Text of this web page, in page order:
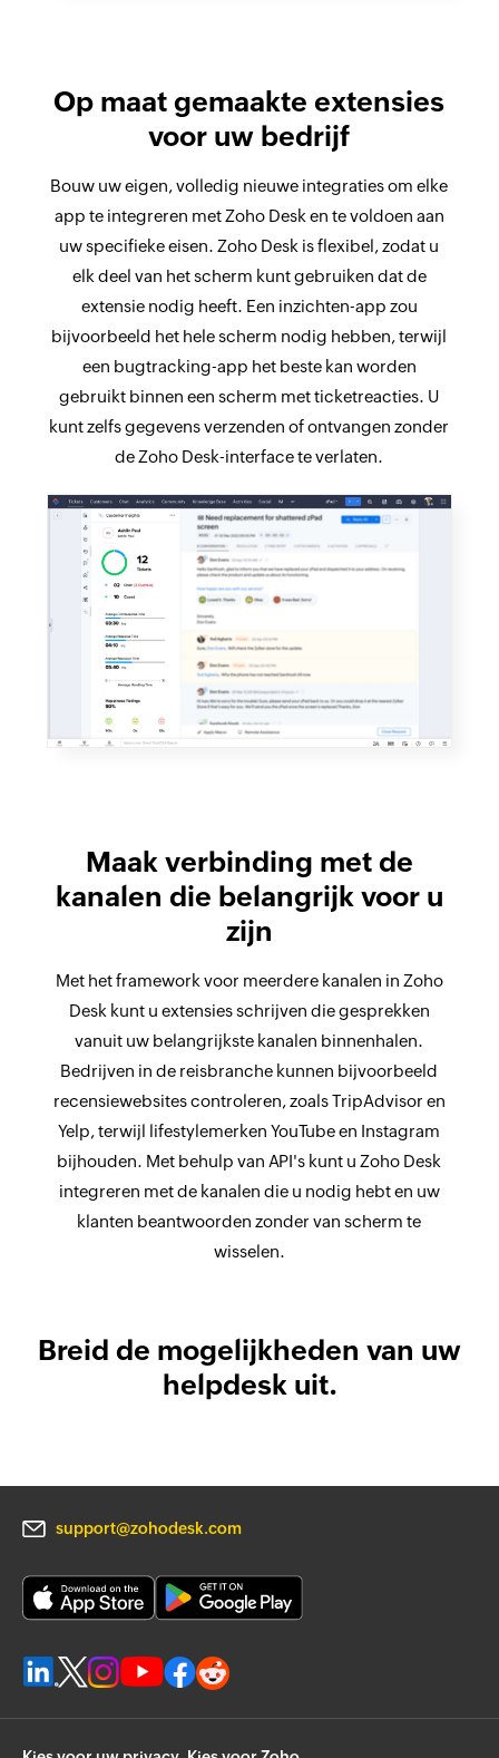
Op maat gemaakte extensies
voor uw bedrijf
Bouw uw eigen, volledig nieuwe integraties om elke
app te integreren met Zoho Desk en te voldoen aan
uw specifieke eisen. Zoho Desk is flexibel, zodat u
elk deel van het scherm kunt gebruiken dat de
extensie nodig heeft. Een inzichten-app zou
bijvoorbeeld het hele scherm nodig hebben, terwijl
een bugtracking-app het beste kan worden
gebruikt binnen een scherm met ticketreacties. U
kunt zelfs gegevens verzenden of ontvangen zonder
de Zoho Desk-interface te verlaten.
Maak verbinding met de
kanalen die belangrijk voor u
zijn
Met het framework voor meerdere kanalen in Zoho
Desk kunt u extensies schrijven die gesprekken
vanuit uw belangrijkste kanalen binnenhalen.
Bedrijven in de reisbranche kunnen bijvoorbeeld
recensiewebsites controleren, zoals TripAdvisor en
Yelp, terwijl lifestylemerken YouTube en Instagram
bijhouden. Met behulp van API's kunt u Zoho Desk
integreren met de kanalen die u nodig hebt en uw
klanten beantwoorden zonder van scherm te
wisselen.
Breid de mogelijkheden van uw
helpdesk uit.
support@zohodesk.com